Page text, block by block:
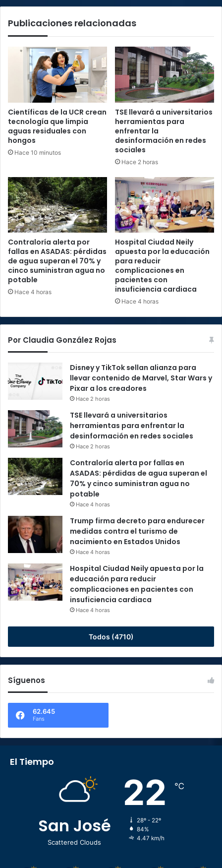
Publicaciones relacionadas
Científicas de la UCR crean
tecnología que limpia
aguas residuales con
hongos
Hace 10 minutos
TSE llevará a universitarios
herramientas para
enfrentar la
desinformación en redes
sociales
Hace 2 horas
Contraloría alerta por
fallas en ASADAS: pérdidas
de agua superan el 70% y
cinco suministran agua no
potable
Hace 4 horas
Hospital Ciudad Neily
apuesta por la educación
para reducir
complicaciones en
pacientes con
insuficiencia cardiaca
Hace 4 horas
Por Claudia González Rojas
Disney y TikTok sellan alianza para
llevar contenido de Marvel, Star Wars y
Pixar a los creadores
Hace 2 horas
TSE llevará a universitarios
herramientas para enfrentar la
desinformación en redes sociales
Hace 2 horas
Contraloría alerta por fallas en
ASADAS: pérdidas de agua superan el
70% y cinco suministran agua no
potable
Hace 4 horas
Trump firma decreto para endurecer
medidas contra el turismo de
nacimiento en Estados Unidos
Hace 4 horas
Hospital Ciudad Neily apuesta por la
educación para reducir
complicaciones en pacientes con
insuficiencia cardiaca
Hace 4 horas
Todos (4710)
Síguenos
62.645
Fans
El Tiempo
San José
Scattered Clouds
22 ℃
28º - 22º
84%
4.47 km/h